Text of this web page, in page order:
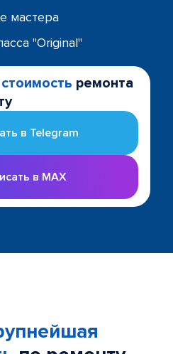
мастера
"Original"
ремонта
в Telegram
в MAX